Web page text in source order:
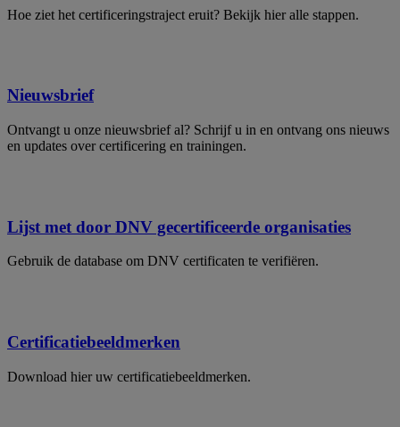
Hoe ziet het certificeringstraject eruit? Bekijk hier alle stappen.
Nieuwsbrief
Ontvangt u onze nieuwsbrief al? Schrijf u in en ontvang ons nieuws
en updates over certificering en trainingen.
Lijst met door DNV gecertificeerde organisaties
Gebruik de database om DNV certificaten te verifiëren.
Certificatiebeeldmerken
Download hier uw certificatiebeeldmerken.